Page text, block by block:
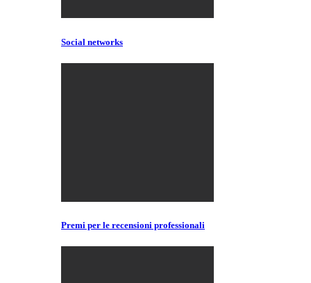
Social networks
Premi per le recensioni professionali